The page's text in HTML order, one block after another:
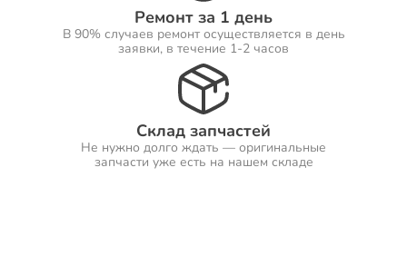
Ремонт за 1 день
В 90% случаев ремонт осуществляется в день
заявки, в течение 1-2 часов
Склад запчастей
Не нужно долго ждать — оригинальные
запчасти уже есть на нашем складе
Ремонт Посудомоечных машин
Ремонт Холодильников